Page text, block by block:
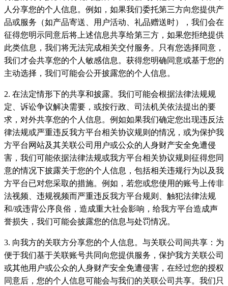
人分享您的个人信息。例如，如果我们委托第三方向您提供产
品或服务（如产品寄送、用户活动、礼品赠送时），我们会在
征得您明示同意后将上述信息共享给第三方，如果您拒绝提供
此类信息，我们将无法完成相关交付服务。只有您选择同意，
我们才会共享您的个人敏感信息。获得您明确同意或基于您的
主动选择，我们可能会公开披露您的个人信息。
2. 在法定情形下的共享和披露。我们可能会根据法律法规规
定、诉讼争议解决需要，或按行政、司法机关依法提出的要
求，对外共享您的个人信息。例如如果我们确定您出现违反法
律法规或严重违反我方平台相关协议规则的情况，或为保护我
方平台网站及其关联公司用户或公众的人身财产安全免遭侵
害，我们可能依据法律法规或我方平台相关协议规则征得您同
意的情况下披露关于您的个人信息，包括相关违规行为以及我
方平台已对您采取的措施。例如，若您或您使用的账号上传非
法视频、违规视频而严重违反我方平台规则、触犯法律法规
和/或违背公序良俗，造成重大社会影响，给我方平台造成声
誉损失，我们可能会披露您的信息与处罚情况。
3. 向我方的关联方分享您的个人信息。与关联公司间共享：为
便于我们基于关联账号共同向您提供服务，保护我方关联公司
或其他用户或公众的人身财产安全免遭侵害，在经过您的授权
同意后，您的个人信息可能会与我们的关联公司共享。我们只